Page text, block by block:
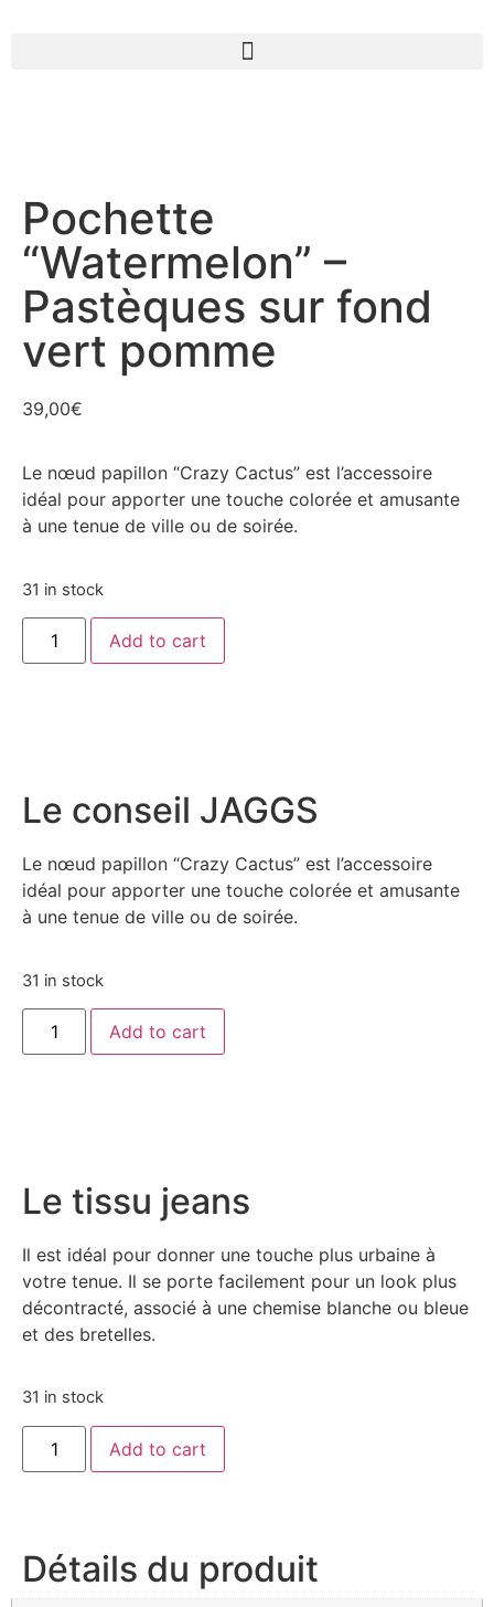
Pochette
“Watermelon” –
Pastèques sur fond
vert pomme
39,00€
Le nœud papillon “Crazy Cactus” est l’accessoire
idéal pour apporter une touche colorée et amusante
à une tenue de ville ou de soirée.
31 in stock
Add to cart
Le conseil JAGGS
Le nœud papillon “Crazy Cactus” est l’accessoire
idéal pour apporter une touche colorée et amusante
à une tenue de ville ou de soirée.
31 in stock
Add to cart
Le tissu jeans
Il est idéal pour donner une touche plus urbaine à
votre tenue. Il se porte facilement pour un look plus
décontracté, associé à une chemise blanche ou bleue
et des bretelles.
31 in stock
Add to cart
Détails du produit